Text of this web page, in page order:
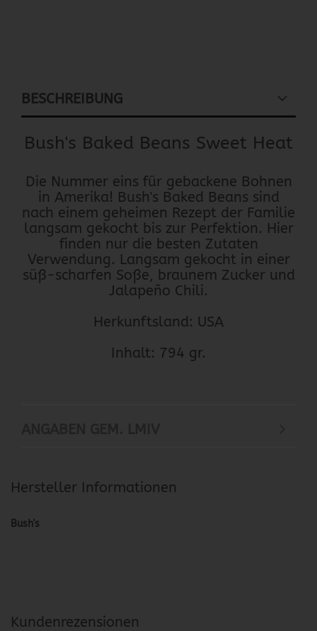
BESCHREIBUNG
Bush's Baked Beans Sweet Heat
Die Nummer eins für gebackene Bohnen
in Amerika! Bush's Baked Beans sind
nach einem geheimen Rezept der Familie
langsam gekocht bis zur Perfektion. Hier
finden nur die besten Zutaten
Verwendung. Langsam gekocht in einer
süß-scharfen Soße, braunem Zucker und
Jalapeño Chili.
Herkunftsland: USA
Inhalt: 794 gr.
Hersteller Informationen
Bush's
Kundenrezensionen